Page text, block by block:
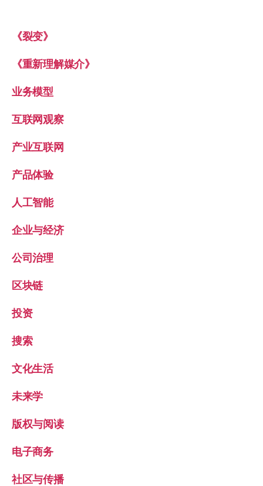
《裂变》
《重新理解媒介》
业务模型
互联网观察
产业互联网
产品体验
人工智能
企业与经济
公司治理
区块链
投资
搜索
文化生活
未来学
版权与阅读
电子商务
社区与传播